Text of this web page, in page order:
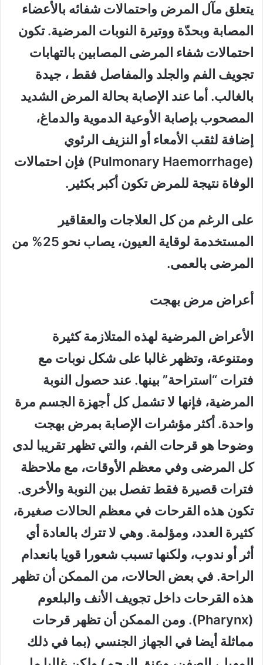
يتعلق مآل المرض واحتمالات شفائه بالأعضاء
المصابة وبحدّة ووتيرة النوبات المرضية. تكون
احتمالات شفاء المرضى المصابين بالتهابات
تجويف الفم والجلد والمفاصل فقط ، جيدة
بالغالب. أما عند الإصابة بحالة المرض الشديد
المصحوب بإصابة الأوعية الدموية والدماغ،
إضافة لثقب الأمعاء أو النزيف الرئوي
(Pulmonary Haemorrhage) فإن احتمالات
الوفاة نتيجة للمرض تكون أكبر بكثير.
على الرغم من كل العلاجات والعقاقير
المستخدمة لوقاية العيون، يصاب نحو 25% من
المرضى بالعمى.
أعراض مرض بهجت
الأعراض المرضية لهذه المتلازمة كثيرة
ومتنوعة، وتظهر غالبا على شكل نوبات مع
فترات “استراحة” بينها. عند حصول النوبة
المرضية، فإنها لا تشمل كل أجهزة الجسم مرة
واحدة. أكثر مؤشرات الإصابة بمرض بهجت
وضوحا هو قرحات الفم، والتي تظهر تقريبا لدى
كل المرضى وفي معظم الأوقات، مع ملاحظة
فترات قصيرة فقط تفصل بين النوبة والأخرى.
تكون هذه القرحات في معظم الحالات صغيرة،
كثيرة العدد، ومؤلمة. وهي لا تترك بالعادة أي
أثر أو ندوب، ولكنها تسبب شعورا قويا بانعدام
الراحة. في بعض الحالات، من الممكن أن تظهر
هذه القرحات داخل تجويف الأنف والبلعوم
(Pharynx). ومن الممكن أن تظهر قرحات
مماثلة أيضا في الجهاز الجنسي (بما في ذلك